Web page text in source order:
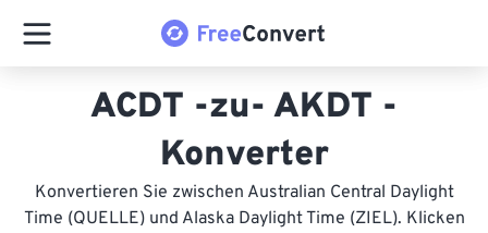
ACDT -zu- AKDT -
Konverter
Konvertieren Sie zwischen Australian Central Daylight
Time (QUELLE) und Alaska Daylight Time (ZIEL). Klicken